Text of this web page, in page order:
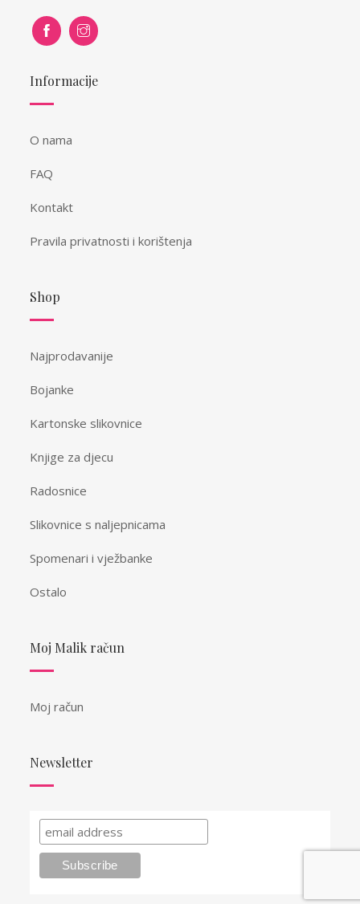
Informacije
O nama
FAQ
Kontakt
Pravila privatnosti i korištenja
Shop
Najprodavanije
Bojanke
Kartonske slikovnice
Knjige za djecu
Radosnice
Slikovnice s naljepnicama
Spomenari i vježbanke
Ostalo
Moj Malik račun
Moj račun
Newsletter